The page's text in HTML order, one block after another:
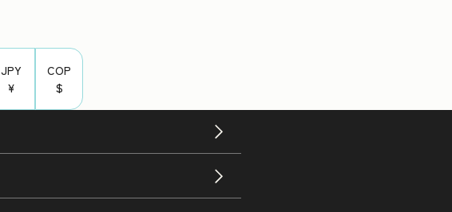
JPY
¥
COP
$